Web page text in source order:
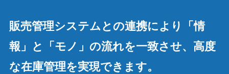
販売管理システムとの連携により「情
報」と「モノ」の流れを一致させ、高度
な在庫管理を実現できます。